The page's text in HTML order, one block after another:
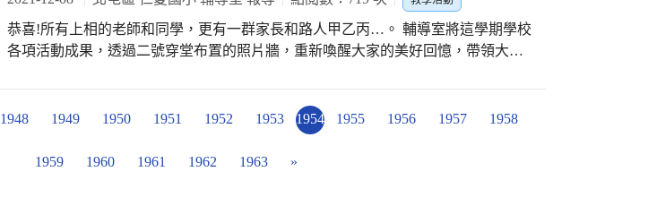
陽光雖強，但不覺炎熱，只有暖暖感覺在心頭也! 充當導覽員的楊主任表示:我從小
就在水湳長大，看著飛機起飛、降落，對中央公園的建設特別有感，這座規劃以寧
適、生態、滯洪、減災、減碳及遊憩等功能為主的公園，歡迎大家有空多來走走，
恭喜!所有上相的老師和同學，更有一群家長和路人甲乙丙…。 輔導室將這學期學校
各項活動成果，透過二號穿堂布置的照片牆，重新喚醒大家的美好回憶，帶領大家
繩隊、流感疫苗、健檢…，到剛落幕的運動週，總務處和輔導室的重要事蹟亦不
少，還有志工隊及幼兒園來搏版面哩! 輔導室許主任表示:在全校緊鑼密鼓持續加強
防疫氛圍中，各處室活動不打烊，尤其在靜態情境佈置上，大家都希望發揮潛在課
1948 1949 1950 1951 1952 1953 1954 1955 1956 1957 1958
1959 1960 1961 1962 1963 »